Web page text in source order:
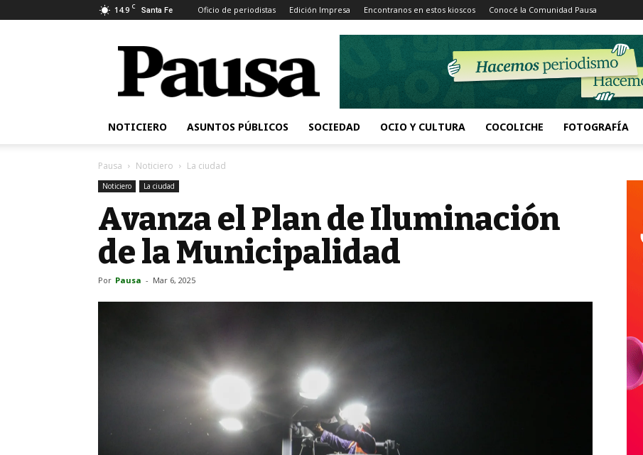
14.9 C Santa Fe Oficio de periodistas Edición Impresa Encontranos en estos kioscos Conocé la Comunidad Pausa
Pausa
NOTICIERO ASUNTOS PÚBLICOS SOCIEDAD OCIO Y CULTURA COCOLICHE FOTOGRAFÍA
Pausa Noticiero La ciudad
Noticiero La ciudad
Avanza el Plan de Iluminación
de la Municipalidad
Por Pausa - Mar 6, 2025